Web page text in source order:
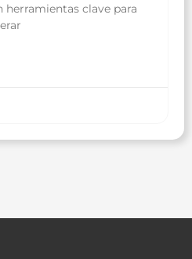
herramientas clave para